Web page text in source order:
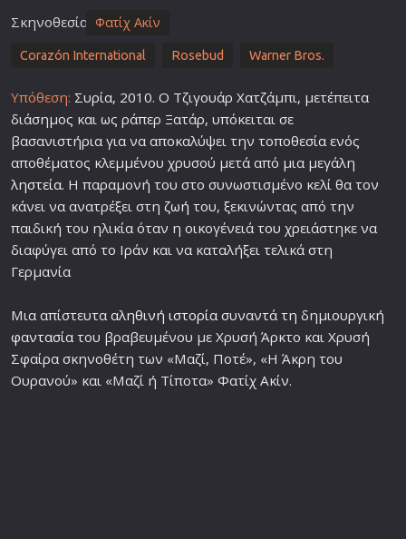
Σκηνοθεσία Φατίχ Ακίν
Corazón International Rosebud Warner Bros.
Υπόθεση: Συρία, 2010. Ο Τζιγουάρ Χατζάμπι, μετέπειτα
διάσημος και ως ράπερ Ξατάρ, υπόκειται σε
βασανιστήρια για να αποκαλύψει την τοποθεσία ενός
αποθέματος κλεμμένου χρυσού μετά από μια μεγάλη
ληστεία. Η παραμονή του στο συνωστισμένο κελί θα τον
κάνει να ανατρέξει στη ζωή του, ξεκινώντας από την
παιδική του ηλικία όταν η οικογένειά του χρειάστηκε να
διαφύγει από το Ιράν και να καταλήξει τελικά στη
Γερμανία
Μια απίστευτααληθινή ιστορίασυναντά τη δημιουργική
φαντασίατου βραβευμένου με Χρυσή Άρκτο και Χρυσή
Σφαίρα σκηνοθέτη των «Μαζί, Ποτέ», «Η Άκρη του
Ουρανού» και «Μαζί ή Τίποτα» Φατίχ Ακίν.